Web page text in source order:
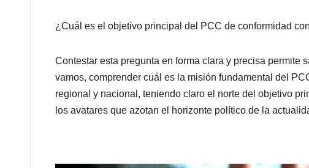
¿Cuál es el objetivo principal del PCC de conformidad
Contestar esta pregunta en forma clara y precisa permite
vamos, comprender cuál es la misión fundamental del
regional y nacional, teniendo claro el norte del objetivo
los avatares que azotan el horizonte político de la